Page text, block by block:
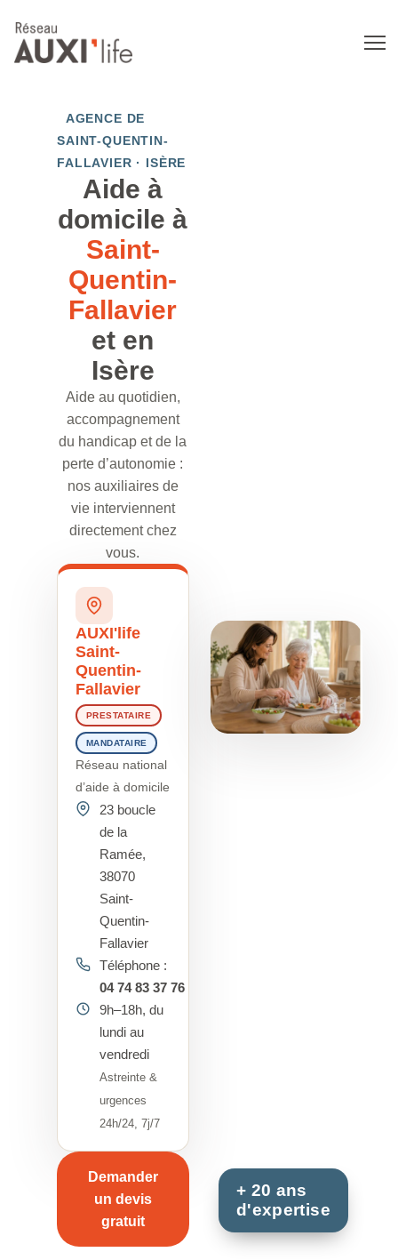
AGENCE DE
SAINT-QUENTIN-
FALLAVIER · ISÈRE
Aide à
domicile à
Saint-
Quentin-
Fallavier
et en
Isère
Aide au quotidien,
accompagnement
du handicap et de la
perte d’autonomie :
nos auxiliaires de
vie interviennent
directement chez
vous.
AUXI'life
Saint-
Quentin-
Fallavier
PRESTATAIRE
MANDATAIRE
Réseau national
d’aide à domicile
23 boucle
de la
Ramée,
38070
Saint-
Quentin-
Fallavier
Téléphone :
04 74 83 37 76
9h–18h, du
lundi au
vendredi
Astreinte &
urgences
24h/24, 7j/7
Demander
un devis
gratuit